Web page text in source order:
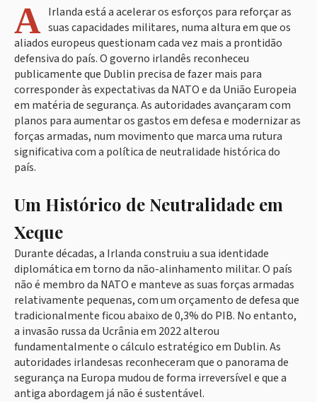
A Irlanda está a acelerar os esforços para reforçar as
suas capacidades militares, numa altura em que os
aliados europeus questionam cada vez mais a prontidão
defensiva do país. O governo irlandês reconheceu
publicamente que Dublin precisa de fazer mais para
corresponder às expectativas da NATO e da União Europeia
em matéria de segurança. As autoridades avançaram com
planos para aumentar os gastos em defesa e modernizar as
forças armadas, num movimento que marca uma rutura
significativa com a política de neutralidade histórica do
país.
Um Histórico de Neutralidade em
Xeque
Durante décadas, a Irlanda construiu a sua identidade
diplomática em torno da não-alinhamento militar. O país
não é membro da NATO e manteve as suas forças armadas
relativamente pequenas, com um orçamento de defesa que
tradicionalmente ficou abaixo de 0,3% do PIB. No entanto,
a invasão russa da Ucrânia em 2022 alterou
fundamentalmente o cálculo estratégico em Dublin. As
autoridades irlandesas reconheceram que o panorama de
segurança na Europa mudou de forma irreversível e que a
antiga abordagem já não é sustentável.